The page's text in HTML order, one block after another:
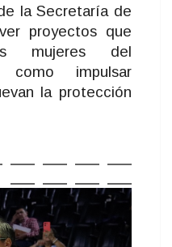
la Secretaría de
proyectos que
mujeres del
como impulsar
la protección